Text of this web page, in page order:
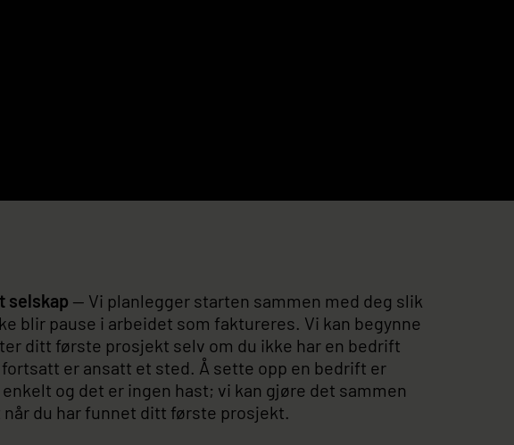
selskap — Vi planlegger starten sammen med deg slik
blir pause i arbeidet som faktureres. Vi kan begynne
ditt første prosjekt selv om du ikke har en bedrift
fortsatt er ansatt et sted. Å sette opp en bedrift er
og det er ingen hast; vi kan gjøre det sammen
når du har funnet ditt første prosjekt.